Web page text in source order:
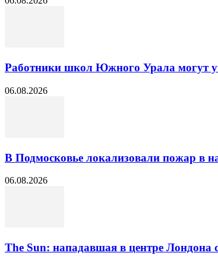
Работники школ Южного Урала могут
06.08.2026
В Подмосковье локализовали пожар в
06.08.2026
The Sun: нападавшая в центре Лондона